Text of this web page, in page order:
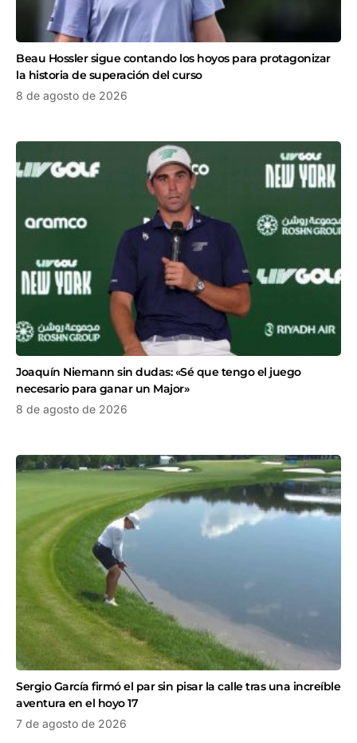
Beau Hossler sigue contando los hoyos para protagonizar
la historia de superación del curso
8 de agosto de 2026
Joaquín Niemann sin dudas: «Sé que tengo el juego
necesario para ganar un Major»
8 de agosto de 2026
Sergio García firmó el par sin pisar la calle tras una increíble
aventura en el hoyo 17
7 de agosto de 2026